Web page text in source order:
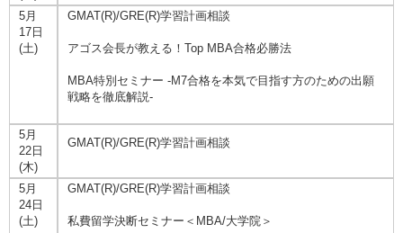
5月
17日
(土)
GMAT(R)/GRE(R)学習計画相談
アゴス会長が教える！Top MBA合格必勝法
MBA特別セミナー -M7合格を本気で目指す方のための出願
戦略を徹底解説-
5月
22日
(木)
GMAT(R)/GRE(R)学習計画相談
5月
24日
(土)
GMAT(R)/GRE(R)学習計画相談
私費留学決断セミナー＜MBA/大学院＞